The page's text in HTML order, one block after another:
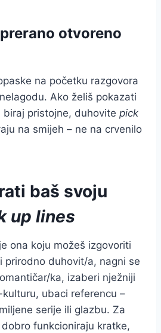
otvoreno
na početku razgovora
Ako želiš pokazati
biraj pristojne, duhovite pick
na smijeh – ne na crvenilo
baš svoju
up lines
ona koju možeš izgovoriti
prirodno duhovit/a, nagni se
ka, izaberi nježniji
ubaci referencu –
serije ili glazbu. Za
funkcioniraju kratke,